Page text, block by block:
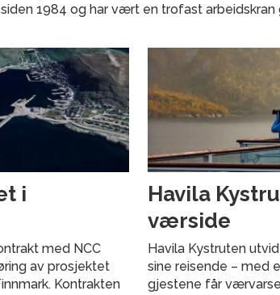
siden 1984 og har vært en trofast arbeidskran
i
med NCC
av prosjektet
Kontrakten
Havila
værside
Havila Kystruten
sine reisende – med
gjestene får